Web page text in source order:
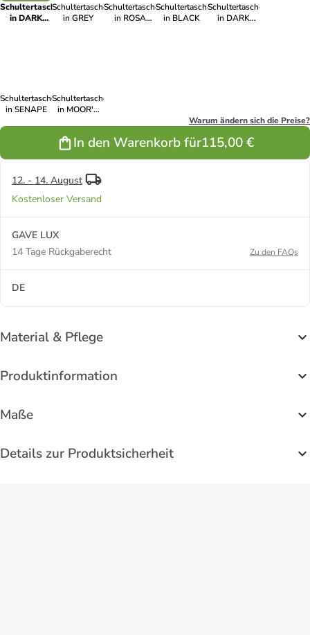
Schultertasche
in DARK
Schultertasche
in GREY
Schultertasche
in ROSA
Schultertasche
in BLACK
Schultertasche
in DARK
Schultertasche
in SENAPE
Schultertasche
in MOOR'S
Warum ändern sich die Preise?
In den Warenkorb für115,00 €
12. - 14. August
Kostenloser Versand
GAVE LUX
14 Tage Rückgaberecht
Zu den FAQs
DE
Material & Pflege
Produktinformation
Maße
Details zur Produktsicherheit